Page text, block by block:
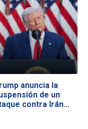
anuncia la
de un
contra Irán…